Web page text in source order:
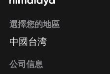
選擇您的地區
中國台湾
公司信息